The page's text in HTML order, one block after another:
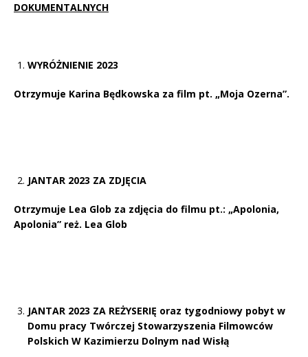
DOKUMENTALNYCH
WYRÓŻNIENIE 2023
Otrzymuje Karina Będkowska za film pt. „Moja Ozerna”.
JANTAR 2023 ZA ZDJĘCIA
Otrzymuje Lea Glob za zdjęcia do filmu pt.: „Apolonia,
Apolonia” reż. Lea Glob
JANTAR 2023 ZA REŻYSERIĘ oraz tygodniowy pobyt w
Domu pracy Twórczej Stowarzyszenia Filmowców
Polskich W Kazimierzu Dolnym nad Wisłą